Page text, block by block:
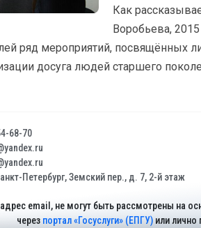
Как
Воробьева,
ряд мероприятий, посвящённых
досуга людей старшего
68-70
Петербург, Земский пер., д. 7, 2-й этаж
email, не могут быть рассмотрены на
через портал «Госуслуги» (ЕПГУ)или лично